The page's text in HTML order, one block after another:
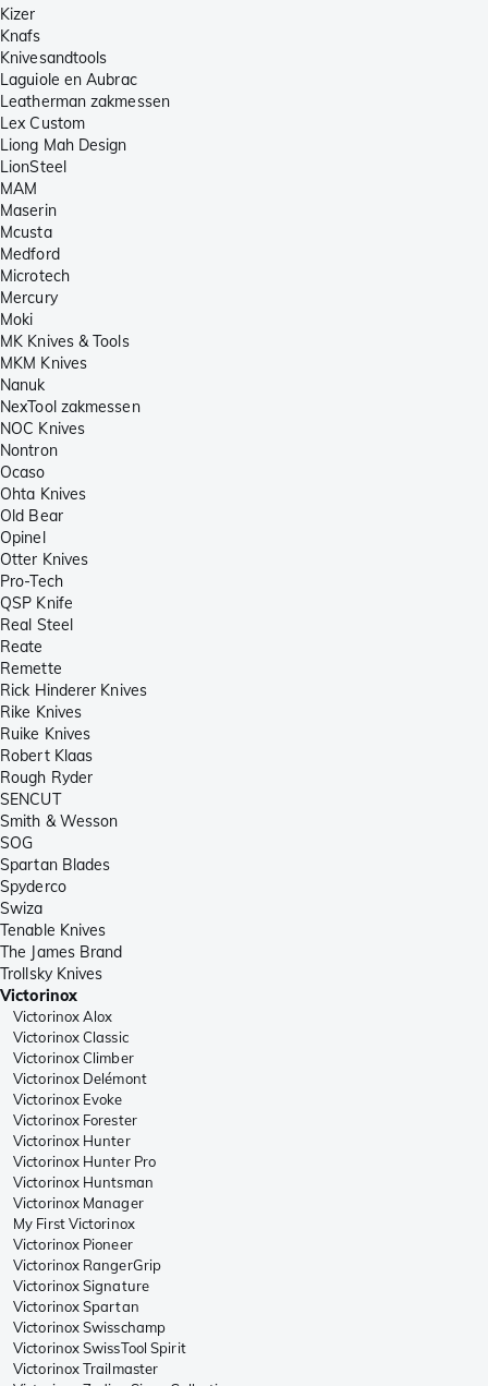
Kizer
Knafs
Knivesandtools
Laguiole en Aubrac
Leatherman zakmessen
Lex Custom
Liong Mah Design
LionSteel
MAM
Maserin
Mcusta
Medford
Microtech
Mercury
Moki
MK Knives & Tools
MKM Knives
Nanuk
NexTool zakmessen
NOC Knives
Nontron
Ocaso
Ohta Knives
Old Bear
Opinel
Otter Knives
Pro-Tech
QSP Knife
Real Steel
Reate
Remette
Rick Hinderer Knives
Rike Knives
Ruike Knives
Robert Klaas
Rough Ryder
SENCUT
Smith & Wesson
SOG
Spartan Blades
Spyderco
Swiza
Tenable Knives
The James Brand
Trollsky Knives
Victorinox
Victorinox Alox
Victorinox Classic
Victorinox Climber
Victorinox Delémont
Victorinox Evoke
Victorinox Forester
Victorinox Hunter
Victorinox Hunter Pro
Victorinox Huntsman
Victorinox Manager
My First Victorinox
Victorinox Pioneer
Victorinox RangerGrip
Victorinox Signature
Victorinox Spartan
Victorinox Swisschamp
Victorinox SwissTool Spirit
Victorinox Trailmaster